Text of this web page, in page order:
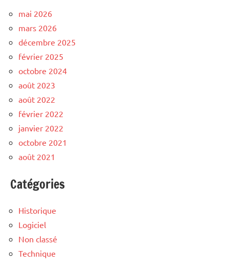
mai 2026
mars 2026
décembre 2025
février 2025
octobre 2024
août 2023
août 2022
février 2022
janvier 2022
octobre 2021
août 2021
Catégories
Historique
Logiciel
Non classé
Technique